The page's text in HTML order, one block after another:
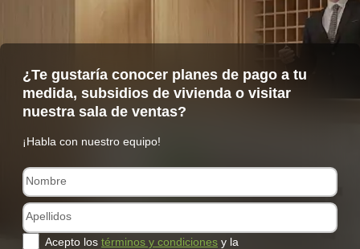
¿Te gustaría conocer planes de pago a tu
medida, subsidios de vivienda o visitar
nuestra sala de ventas?
¡Habla con nuestro equipo!
Acepto los términos y condiciones y la